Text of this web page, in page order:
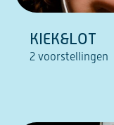
KIEK&LOT
2 voorstellingen